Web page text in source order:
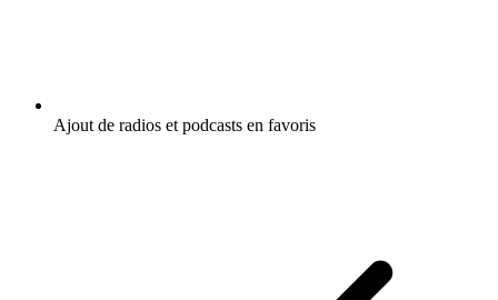
Ajout de radios et podcasts en favoris